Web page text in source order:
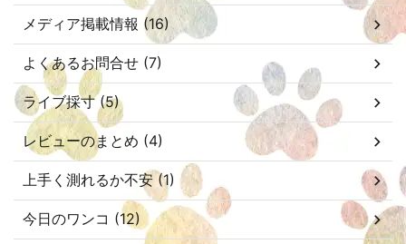
メディア掲載情報 (16)
よくあるお問合せ (7)
ライブ採寸 (5)
レビューのまとめ (4)
上手く測れるか不安 (1)
今日のワンコ (12)